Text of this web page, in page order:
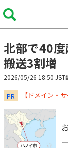
北部で40
搬送3割増
2026/05/26 18:50 JST
PR 【ドメイン・